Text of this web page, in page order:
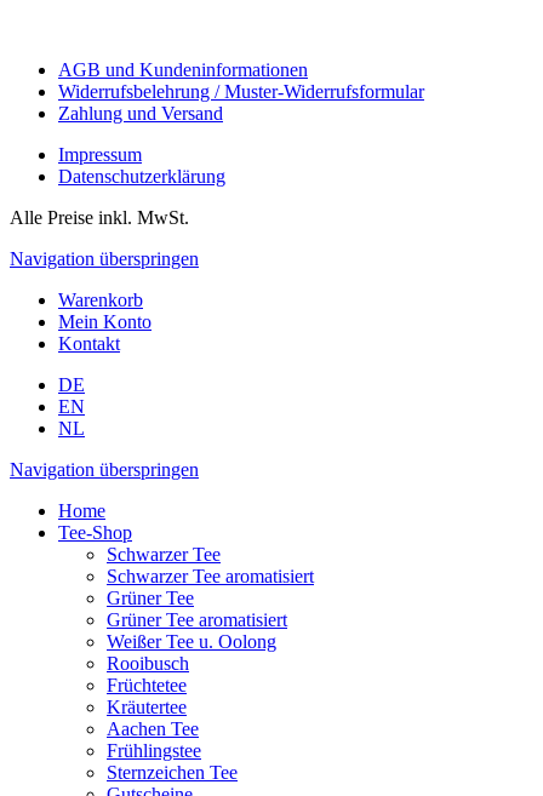
AGB und Kundeninformationen
Widerrufsbelehrung / Muster-Widerrufsformular
Zahlung und Versand
Impressum
Datenschutzerklärung
Alle Preise inkl. MwSt.
Navigation überspringen
Warenkorb
Mein Konto
Kontakt
DE
EN
NL
Navigation überspringen
Home
Tee-Shop
Schwarzer Tee
Schwarzer Tee aromatisiert
Grüner Tee
Grüner Tee aromatisiert
Weißer Tee u. Oolong
Rooibusch
Früchtetee
Kräutertee
Aachen Tee
Frühlingstee
Sternzeichen Tee